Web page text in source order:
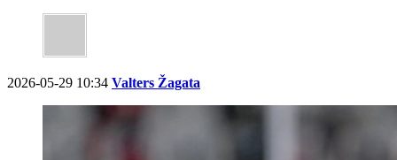
2026-05-29 10:34 Valters Žagata